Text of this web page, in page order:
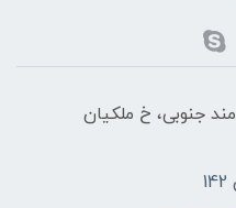
جنوبی، خ ملکیان